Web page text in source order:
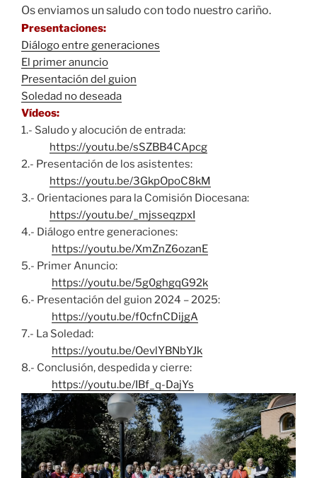
Os enviamos un saludo con todo nuestro cariño.
Presentaciones:
Diálogo entre generaciones
El primer anuncio
Presentación del guion
Soledad no deseada
Vídeos:
1.- Saludo y alocución de entrada:
https://youtu.be/sSZBB4CApcg
2.- Presentación de los asistentes:
https://youtu.be/3GkpOpoC8kM
3.- Orientaciones para la Comisión Diocesana:
https://youtu.be/_mjsseqzpxI
4.- Diálogo entre generaciones:
https://youtu.be/XmZnZ6ozanE
5.- Primer Anuncio:
https://youtu.be/5g0ghgqG92k
6.- Presentación del guion 2024 – 2025:
https://youtu.be/f0cfnCDijgA
7.- La Soledad:
https://youtu.be/OevlYBNbYJk
8.- Conclusión, despedida y cierre:
https://youtu.be/IBf_q-DajYs